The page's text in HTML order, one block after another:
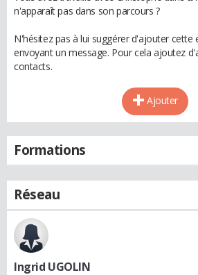
n'apparaît pas dans son parcours ?
N'hésitez pas à lui suggérer d'ajouter cette
envoyant un message. Pour cela ajoutez
contacts.
Ajouter
Formations
Réseau
Ingrid UGOLIN